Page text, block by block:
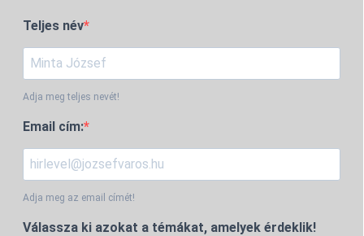
Teljes név
Adja meg teljes nevét!
Email cím:
Adja meg az email címét!
Válassza ki azokat a témákat, amelyek érdeklik!